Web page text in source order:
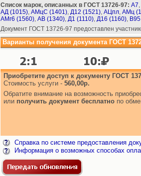
Список марок, описанных в ГОСТ 13726-97: А7,
АД (1015), АМцС (1401), Д12 (1521), АЦпл, АМц
АМг6 (1560), АВ (1340), Д1 (1110), Д16 (1160),
Документ ГОСТ 13726-97 предоставлен
Варианты получения документа ГОСТ
Приобретите доступ к документу ГОСТ
Стоимость услуги - 560,00р.
Обратите внимание на возможность
или получить документ бесплатно по
Справка по системе предоставления
Информация о возможных способах